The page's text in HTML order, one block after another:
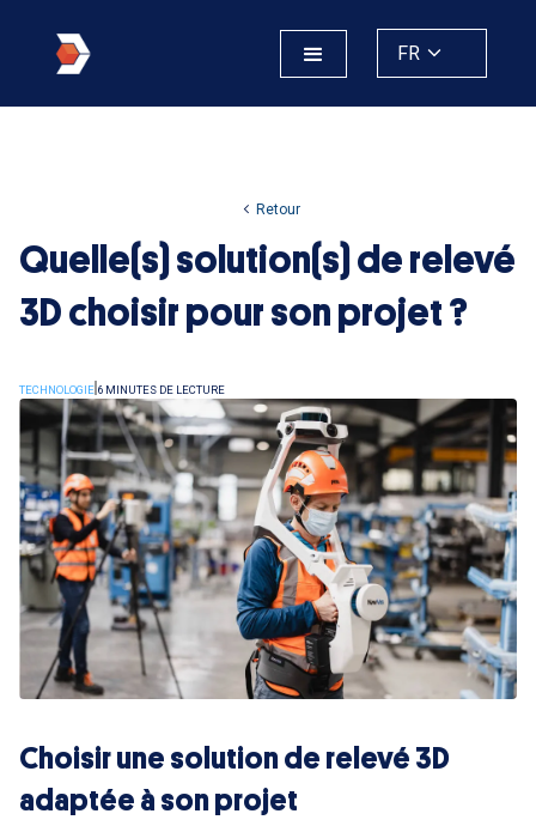
FR
Retour
Quelle(s) solution(s) de relevé
3D choisir pour son projet ?
TECHNOLOGIE 6 MINUTES DE LECTURE
Choisir une solution de relevé 3D
adaptée à son projet